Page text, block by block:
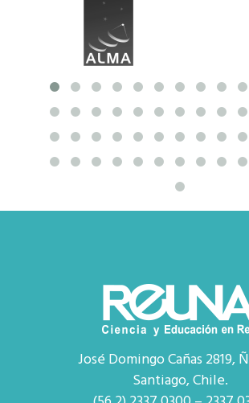
José Domingo Cañas 2819,
Santiago, Chile.